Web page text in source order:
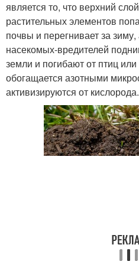
является то, что верхний
растительных элементов
почвы и перегнивает за
насекомых-вредителей
земли и погибают от птиц
обогащается азотными
активизируются от кислорода.